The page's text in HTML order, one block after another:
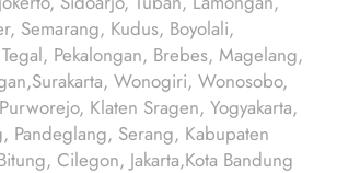
Semarang, Kudus, Boyolali,
Pekalongan, Brebes, Magelang,
Wonogiri, Wonosobo,
Klaten Sragen, Yogyakarta,
Pandeglang, Serang, Kabupaten
Cilegon, Jakarta,Kota Bandung